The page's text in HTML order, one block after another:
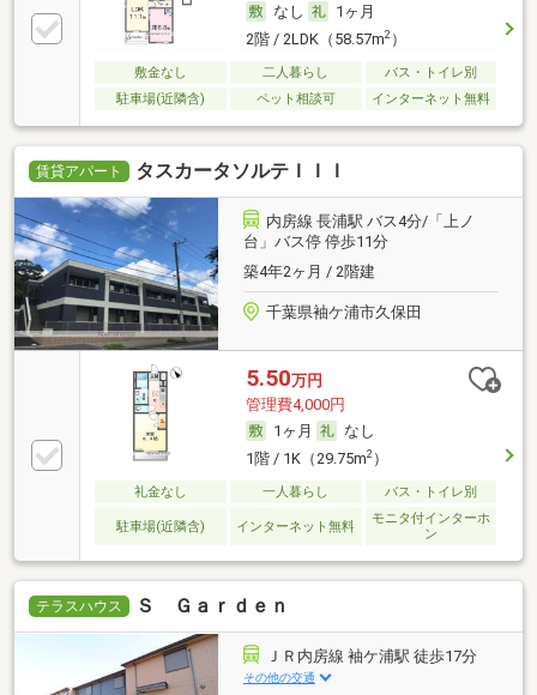
なし
1ヶ月
2階 / 2LDK（58.57m2）
敷金なし 二人暮らし
バス・トイレ別
駐車場(近隣含)
ペット相談可 インターネット無料
賃貸アパート タスカータソルテＩＩＩ
内房線 長浦駅 バス4分/「上ノ
台」バス停 停歩11分
築4年2ヶ月 / 2階建
千葉県袖ケ浦市久保田
5.50万円
管理費4,000円
1ヶ月
なし
1階 / 1K（29.75m2）
礼金なし 一人暮らし バス・トイレ別
駐車場(近隣含) インターネット無料
モニタ付インターホ
ン
テラスハウス Ｓ Ｇａｒｄｅｎ
ＪＲ内房線 袖ケ浦駅 徒歩17分
その他の交通